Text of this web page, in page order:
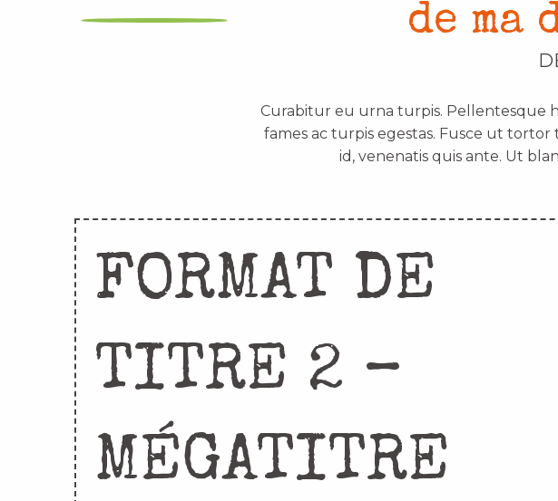
de
Curabitur eu urna turpis. Pellentesque
fames ac turpis egestas. Fusce ut
id, venenatis quis ante. Ut
FORMAT DE
TITRE 2 –
MÉGATITRE